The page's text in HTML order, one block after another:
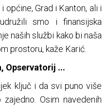
općine, Grad i Kanton, ali i
smo i finansijska
naših službi kako bi naša
prostoru, kaže Karić.
Opservatorij ...
ključ i da svi puno više
Osim navedenih